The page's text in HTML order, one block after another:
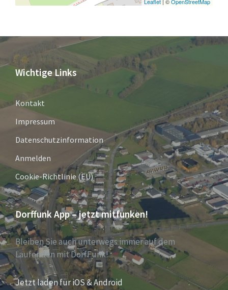
Wichtige Links
Kontakt
Impressum
Datenschutzinformation
Anmelden
Cookie-Richtlinie (EU)
Dorffunk App – jetzt mitfunken!
Bleiben Sie auch unterwegs immer auf dem
Laufenden mit DorfFunk!
Jetzt laden für iOS & Android